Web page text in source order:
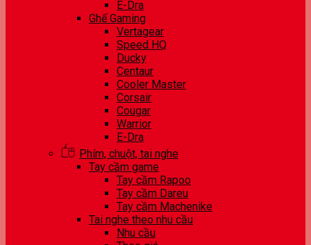
E-Dra
Ghế Gaming
Vertagear
Speed HQ
Ducky
Centaur
Cooler Master
Corsair
Cougar
Warrior
E-Dra
Phím, chuột, tai nghe
Tay cầm game
Tay cầm Rapoo
Tay cầm Dareu
Tay cầm Machenike
Tai nghe theo nhu cầu
Nhu cầu